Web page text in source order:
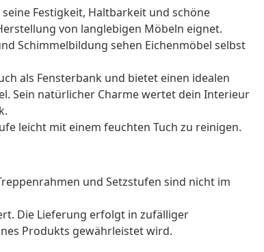
Festigkeit, Haltbarkeit und schöne
von langlebigen Möbeln eignet.
Schimmelbildung sehen Eichenmöbel selbst
als Fensterbank und bietet einen idealen
Sein natürlicher Charme wertet dein Interieur
leicht mit einem feuchten Tuch zu reinigen.
und Setzstufen sind nicht im
Die Lieferung erfolgt in zufälliger
Produkts gewährleistet wird.